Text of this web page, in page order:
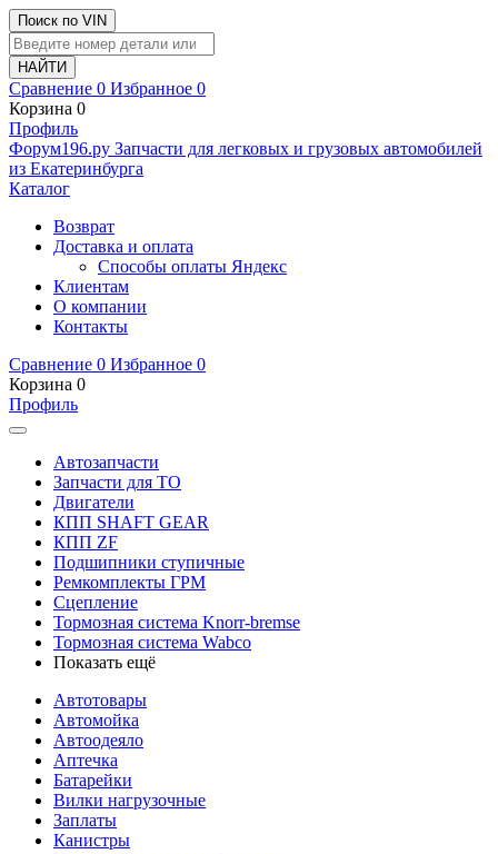
Поиск по VIN
Сравнение 0 Избранное 0
Корзина 0
Профиль
Фoрум196.ру Запчасти для легковых и грузовых автомобилей
из Екатеринбурга
Каталог
Возврат
Доставка и оплата
Способы оплаты Яндекс
Клиентам
О компании
Контакты
Сравнение 0 Избранное 0
Корзина 0
Профиль
Автозапчасти
Запчасти для ТО
Двигатели
КПП SHAFT GEAR
КПП ZF
Подшипники ступичные
Ремкомплекты ГРМ
Сцепление
Тормозная система Knorr-bremse
Тормозная система Wabco
Показать ещё
Автотовары
Автомойка
Автоодеяло
Аптечка
Батарейки
Вилки нагрузочные
Заплаты
Канистры